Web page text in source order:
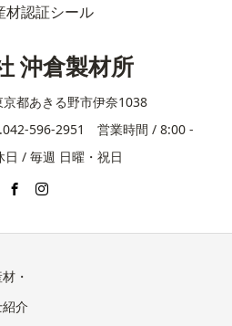
材認証シール
沖倉製材所
都あきる野市伊奈1038
596-2951 営業時間 / 8:00 -
/ 毎週 日曜・祝日
・
介